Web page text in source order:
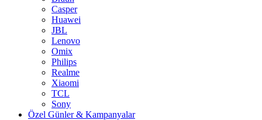
Casper
Huawei
JBL
Lenovo
Omix
Philips
Realme
Xiaomi
TCL
Sony
Özel Günler & Kampanyalar